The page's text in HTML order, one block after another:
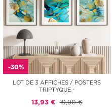
-30%
LOT DE 3 AFFICHES / POSTERS
TRIPTYQUE -
13,93 € 19,90 €